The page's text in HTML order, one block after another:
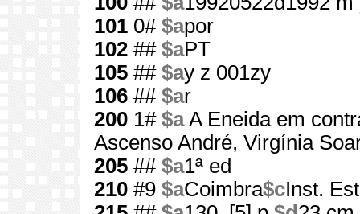
101 0# $apor
102 ## $aPT
105 ## $ay z 001zy
106 ## $ar
200 1# $aA Eneida em
Ascenso André, Virgínia
205 ## $a1ª ed
210 #9 $aCoimbra$cInst.